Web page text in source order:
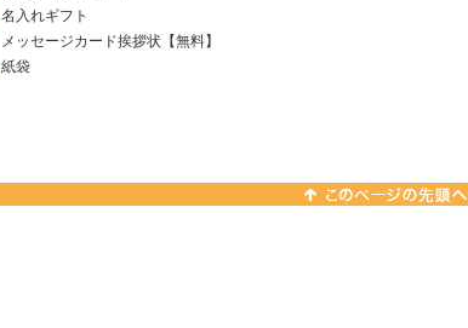
名入れギフト
メッセージカード挨拶状【無料】
紙袋